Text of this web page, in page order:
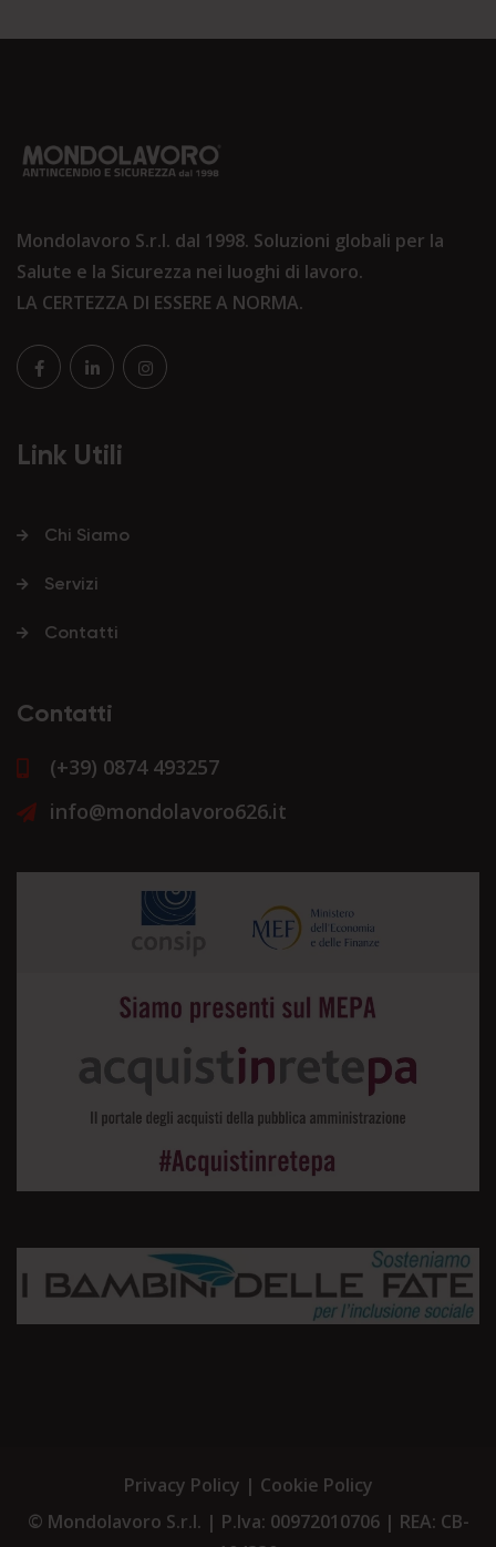
Mondolavoro S.r.l. dal 1998. Soluzioni globali per la
Salute e la Sicurezza nei luoghi di lavoro.
LA CERTEZZA DI ESSERE A NORMA.
Link Utili
Chi Siamo
Servizi
Contatti
Contatti
(+39) 0874 493257
info@mondolavoro626.it
Privacy Policy | Cookie Policy
© Mondolavoro S.r.l. | P.Iva: 00972010706 | REA: CB-